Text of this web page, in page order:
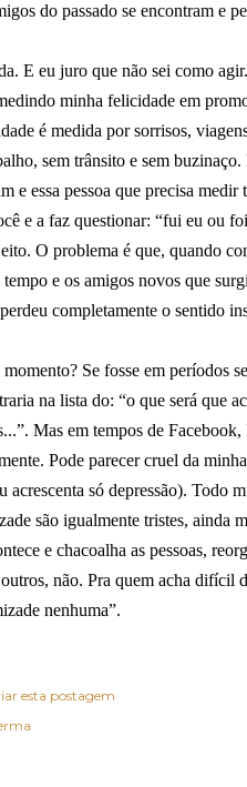
do passado se encontram e
E eu juro que não sei como
minha felicidade em
é medida por sorrisos,
sem trânsito e sem
e essa pessoa que precisa
e a faz questionar: “fui eu ou
O problema é que, quando
e os amigos novos que
completamente o sentido
Se fosse em períodos
na lista do: “o que será que
Mas em tempos de
Pode parecer cruel da
acrescenta só depressão). Todo
são igualmente tristes, ainda
e chacoalha as pessoas,
não. Pra quem acha difícil
nenhuma”.
esta postagem